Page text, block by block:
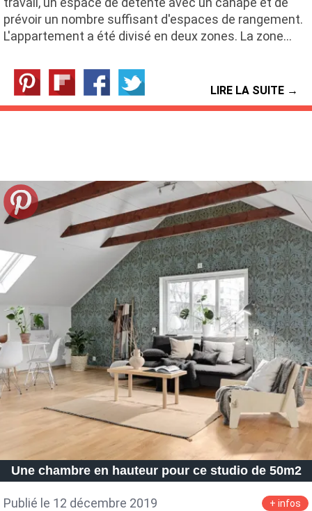
prévoir un nombre suffisant d'espaces de rangement.
L'appartement a été divisé en deux zones. La zone…
LIRE LA SUITE →
Une chambre en hauteur pour ce studio de 50m2
Publié le 12 décembre 2019 + infos